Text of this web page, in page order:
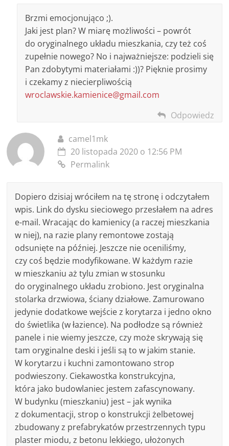
Brzmi emocjonująco ;).
Jaki jest plan? W miarę możliwości – powrót
do oryginalnego układu mieszkania, czy też coś
zupełnie nowego? No i najważniejsze: podzieli się
Pan zdobytymi materiałami :))? Pięknie prosimy
i czekamy z niecierpliwością
wroclawskie.kamienice@gmail.com
Odpowiedz
camel1mk
20 listopada 2020 o 12:56 PM
Permalink
Dopiero dzisiaj wróciłem na tę stronę i odczytałem
wpis. Link do dysku sieciowego przesłałem na adres
e-mail. Wracając do kamienicy (a raczej mieszkania
w niej), na razie plany remontowe zostają
odsunięte na później. Jeszcze nie oceniliśmy,
czy coś będzie modyfikowane. W każdym razie
w mieszkaniu aż tylu zmian w stosunku
do oryginalnego układu zrobiono. Jest oryginalna
stolarka drzwiowa, ściany działowe. Zamurowano
jedynie dodatkowe wejście z korytarza i jedno okno
do świetlika (w łazience). Na podłodze są również
panele i nie wiemy jeszcze, czy może skrywają się
tam oryginalne deski i jeśli są to w jakim stanie.
W korytarzu i kuchni zamontowano strop
podwieszony. Ciekawostka konstrukcyjna,
która jako budowlaniec jestem zafascynowany.
W budynku (mieszkaniu) jest – jak wynika
z dokumentacji, strop o konstrukcji żelbetowej
zbudowany z prefabrykatów przestrzennych typu
plaster miodu, z betonu lekkiego, ułożonych